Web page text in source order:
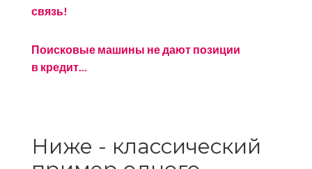
связь!
Поисковые машины не дают позиции
в кредит...
Ниже - классический